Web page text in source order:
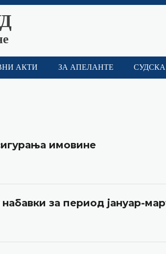
АКТИ ЗА АПЕЛАНТЕ
имовине
за период јануар-